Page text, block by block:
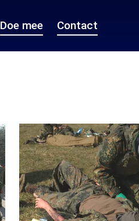
Doe mee Contact